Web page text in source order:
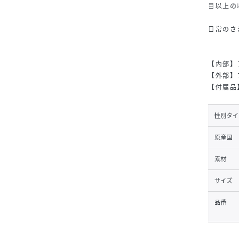
目以上の
日常の
【内部
【外部
【付属
性別タ
原産国
素材
サイズ
品番